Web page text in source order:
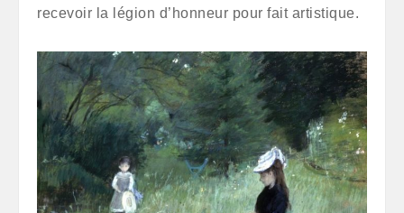
recevoir la légion d’honneur pour fait artistique.